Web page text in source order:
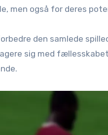
men også for deres
den samlede
sig med